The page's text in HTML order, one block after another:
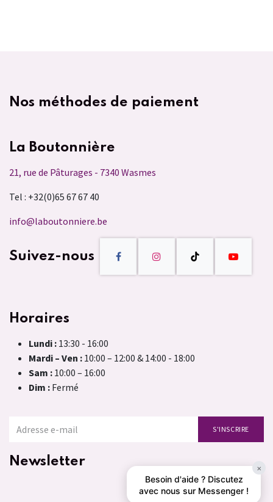
Nos méthodes de paiement
La Boutonnière
21, rue de Pâturages - 7340 Wasmes
Tel : +32(0)65 67 67 40
info@laboutonniere.be
Suivez-nous
Horaires
Lundi : 13:30 - 16:00
Mardi – Ven : 10:00 – 12:00 & 14:00 - 18:00
Sam : 10:00 – 16:00
Dim : Fermé
S'INSCRIRE
Newsletter ×
Besoin d'aide ? Discutez
avec nous sur Messenger !